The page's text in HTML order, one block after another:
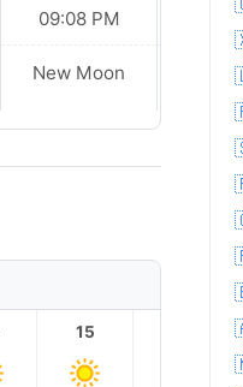
09:08 PM
New Moon
15